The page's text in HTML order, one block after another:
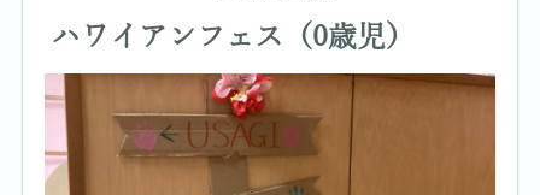
ハワイアンフェス（0歳児）